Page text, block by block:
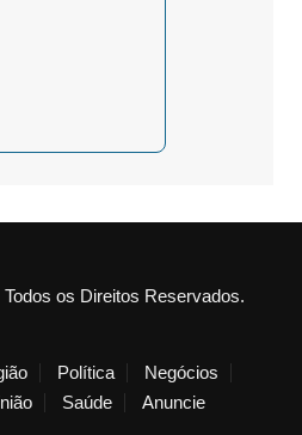
os Direitos Reservados.
Política
Negócios
Saúde Anuncie